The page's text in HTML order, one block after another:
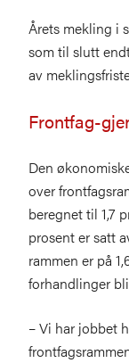
Årets mekling i
som til slutt
av
Frontfag-
Den
over
beregnet til 1,7
prosent er satt
rammen er på
forhandlinger
– Vi har jobbet